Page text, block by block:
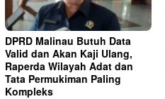
DPRD Malinau Butuh Data
Valid dan Akan Kaji Ulang,
Raperda Wilayah Adat dan
Tata Permukiman Paling
Kompleks